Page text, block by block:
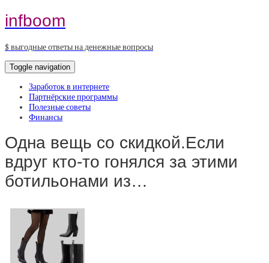
infboom
$ выгодные ответы на денежные вопросы
Toggle navigation
Заработок в интернете
Партнёрские программы
Полезные советы
Финансы
Одна вещь со скидкой.Если
вдруг кто-то гонялся за этими
ботильонами из…